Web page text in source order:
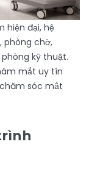
hiện đại, hệ
phòng chờ,
kỹ thuật.
mắt uy tín
sóc mắt